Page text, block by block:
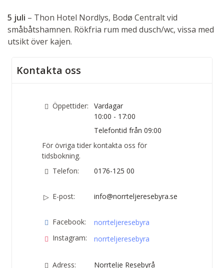
5 juli – Thon Hotel Nordlys, Bodø Centralt vid
småbåtshamnen. Rökfria rum med dusch/wc, vissa med
utsikt över kajen.
Kontakta oss
Öppettider:
Vardagar
10:00 - 17:00
Telefontid från 09:00
För övriga tider kontakta oss för
tidsbokning.
Telefon:
0176-125 00
E-post: info@norrteljeresebyra.se
Facebook:
norrteljeresebyra
Instagram:
norrteljeresebyra
Adress:
Norrtelje Resebyrå